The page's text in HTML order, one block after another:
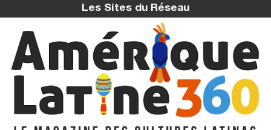
Les Sites du Réseau